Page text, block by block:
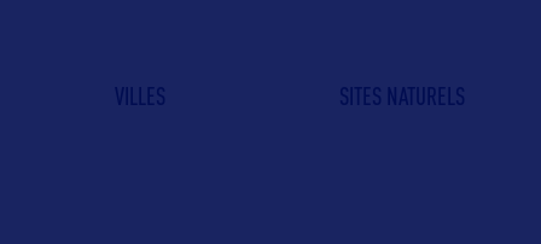
VILLES SITES NATURELS